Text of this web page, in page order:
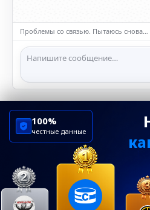
насилию.
ℹ️ Модераторы и
сообщения и ограничивать
нарушении правил.
Проблемы со связью. Пытаюсь снова…
100%
честные данные
ChelseaBluesRu
Посетителям
Ежевечерний дайджест главных